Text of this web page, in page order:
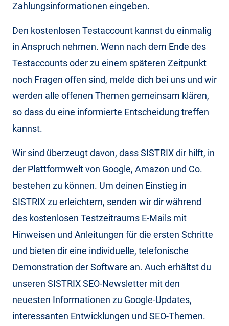
Zahlungsinformationen eingeben.
Den kostenlosen Testaccount kannst du einmalig
in Anspruch nehmen. Wenn nach dem Ende des
Testaccounts oder zu einem späteren Zeitpunkt
noch Fragen offen sind, melde dich bei uns und wir
werden alle offenen Themen gemeinsam klären,
so dass du eine informierte Entscheidung treffen
kannst.
Wir sind überzeugt davon, dass SISTRIX dir hilft, in
der Plattformwelt von Google, Amazon und Co.
bestehen zu können. Um deinen Einstieg in
SISTRIX zu erleichtern, senden wir dir während
des kostenlosen Testzeitraums E-Mails mit
Hinweisen und Anleitungen für die ersten Schritte
und bieten dir eine individuelle, telefonische
Demonstration der Software an. Auch erhältst du
unseren SISTRIX SEO-Newsletter mit den
neuesten Informationen zu Google-Updates,
interessanten Entwicklungen und SEO-Themen.